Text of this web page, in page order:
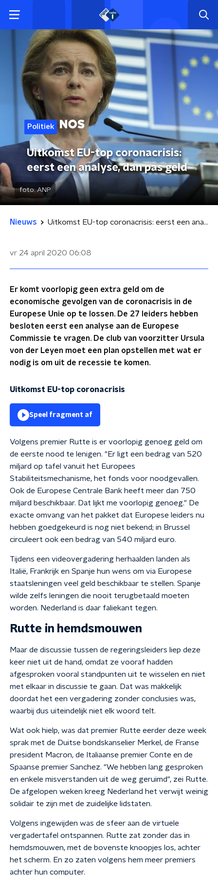
Politiek
Uitkomst EU-top coronacrisis:
eerst een analyse, dan pas geld
foto:ANP
Nieuws Uitkomst EU-top coronacrisis: eerst een analyse, dan pas geld
vr 24 april 2020 06:08
Er komt voorlopig geen extra geld om de
economische gevolgen van de coronacrisis in de
Europese Unie op te lossen. De 27 leiders hebben
besloten eerst een analyse aan de Europese
Commissie te vragen. De club van voorzitter Ursula
von der Leyen moet een plan opstellen met wat er
nodig is om uit de recessie te komen.
Uitkomst EU-top coronacrisis
Speel fragment af
Volgens premier Rutte is er voorlopig genoeg geld om
de eerste nood te lenigen. "Er ligt een bedrag van 520
miljard op tafel vanuit het Europees
Stabiliteitsmechanisme, het fonds voor noodgevallen.
Ook de Europese Centrale Bank heeft meer dan 750
miljard beschikbaar. Dat lijkt me voorlopig genoeg." De
exacte omvang van het pakket dat Europese leiders nu
hebben goedgekeurd is nog niet bekend; in Brussel
circuleert ook een bedrag van 540 miljard euro.
Tijdens een videovergadering herhaalden landen als
Italië, Frankrijk en Spanje hun wens om via Europese
staatsleningen veel geld beschikbaar te stellen. Spanje
wilde zelfs leningen die nooit terugbetaald moeten
worden. Nederland is daar faliekant tegen.
Rutte in hemdsmouwen
Maar de discussie tussen de regeringsleiders liep deze
keer niet uit de hand, omdat ze vooraf hadden
afgesproken vooral standpunten uit te wisselen en niet
met elkaar in discussie te gaan. Dat was makkelijk
doordat het een vergadering zonder conclusies was,
waarbij dus uiteindelijk niet elk woord telt.
Wat ook hielp, was dat premier Rutte eerder deze week
sprak met de Duitse bondskanselier Merkel, de Franse
president Macron, de Italiaanse premier Conte en de
Spaanse premier Sanchez. "We hebben lang gesproken
en enkele misverstanden uit de weg geruimd", zei Rutte.
De afgelopen weken kreeg Nederland het verwijt weinig
solidair te zijn met de zuidelijke lidstaten.
Volgens ingewijden was de sfeer aan de virtuele
vergadertafel ontspannen. Rutte zat zonder das in
hemdsmouwen, met de bovenste knoopjes los, achter
het scherm. En zo zaten volgens hem meer premiers
achter hun computer.